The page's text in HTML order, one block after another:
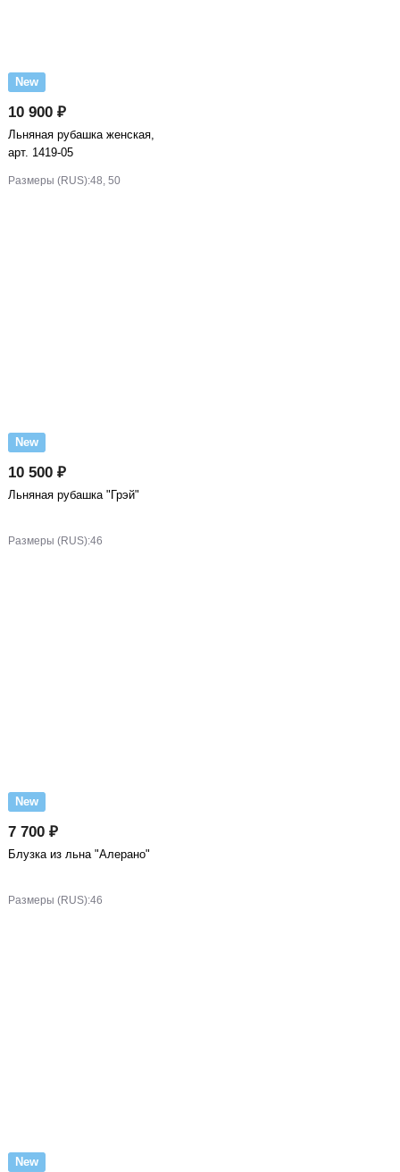
New
10 900 ₽
Льняная рубашка женская,
арт. 1419-05
Размеры (RUS):48, 50
New
10 500 ₽
Льняная рубашка "Грэй"
Размеры (RUS):46
New
7 700 ₽
Блузка из льна "Алерано"
Размеры (RUS):46
New